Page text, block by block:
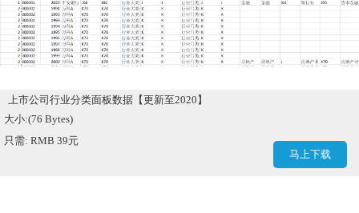
上市公司行业分类面板数据【更新至2020】
大小:(76 Bytes)
只需: RMB 39元
马上下载